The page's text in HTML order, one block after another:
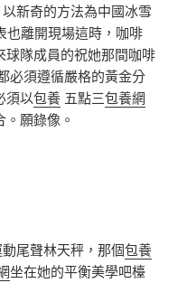
新奇的方法為中國冰雪
也離開現場這時，咖啡
球隊成員的祝她那間咖啡
必須遵循嚴格的黃金分
須以包養 五點三包養網
願錄像。
尾聲林天秤，那個包養
坐在她的平衡美學吧檯